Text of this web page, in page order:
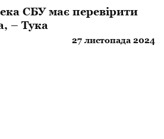
СБУ має перевірити
– Тука
27 листопада 2024